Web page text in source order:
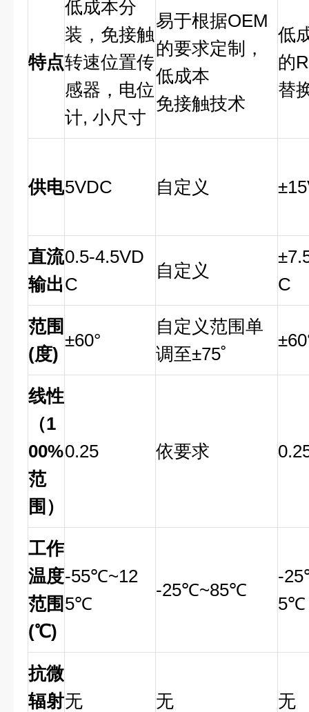
特点
低成本分
装，免接触
转速位置传
感器，电位
计, 小尺寸
易于根据OEM
的要求定制，
低成本
免接触技术
低
的
替
供电5VDC 自定义
直流
输出
0.5-4.5VD
C
自定义
C
范围
(度)
±60°
自定义范围单
调至±75˚
线性
（1
00%
范
围）
0.25 依要求
工作
温度
范围
(℃)
-55℃~12
5℃
-25℃~85℃
-
5℃
抗微
辐射无 无 无